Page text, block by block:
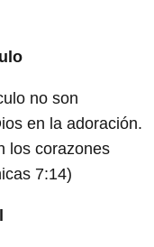
no son
en la adoración.
los corazones
7:14)